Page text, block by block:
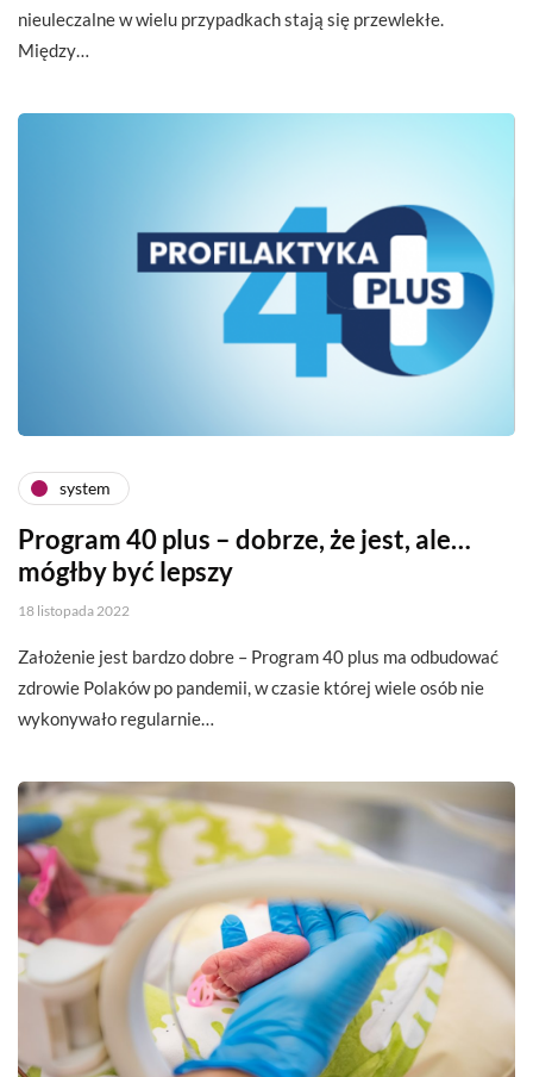
nieuleczalne w wielu przypadkach stają się przewlekłe.
Między…
system
Program 40 plus – dobrze, że jest, ale…
mógłby być lepszy
18 listopada 2022
Założenie jest bardzo dobre – Program 40 plus ma odbudować
zdrowie Polaków po pandemii, w czasie której wiele osób nie
wykonywało regularnie…